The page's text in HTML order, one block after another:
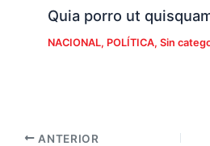
Quia porro ut
NACIONAL, POLÍTICA, Sin
ANTERIOR